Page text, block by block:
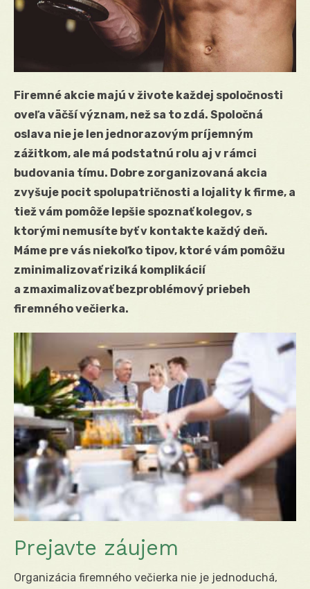
Firemné akcie majú v živote každej spoločnosti
oveľa väčší význam, než sa to zdá. Spoločná
oslava nie je len jednorazovým príjemným
zážitkom, ale má podstatnú rolu aj v rámci
budovania tímu. Dobre zorganizovaná akcia
zvyšuje pocit spolupatričnosti a lojality k firme, a
tiež vám pomôže lepšie spoznať kolegov, s
ktorými nemusíte byť v kontakte každý deň.
Máme pre vás niekoľko tipov, ktoré vám pomôžu
zminimalizovať riziká komplikácií
a zmaximalizovať bezproblémový priebeh
firemného večierka.
Prejavte záujem
Organizácia firemného večierka nie je jednoduchá,